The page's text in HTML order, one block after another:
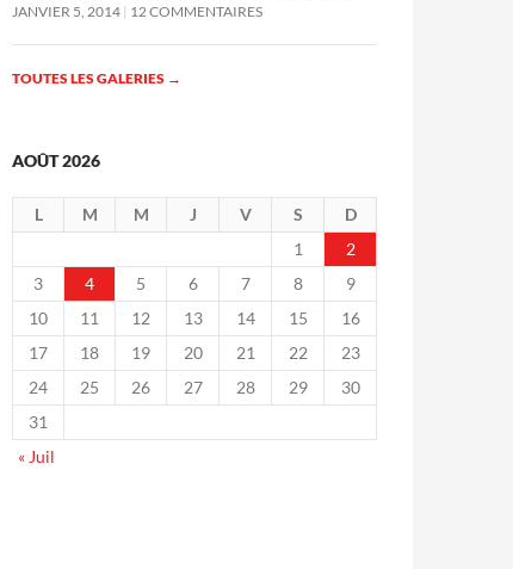
JANVIER 5, 2014 12 COMMENTAIRES
TOUTES LES GALERIES →
AOÛT 2026
L M M J V S
D
1
2
3
4 5 6 7 8
9
10
11 12 13 14 15
16
17
18 19 20 21 22
23
24
25 26 27 28 29
30
31
« Juil